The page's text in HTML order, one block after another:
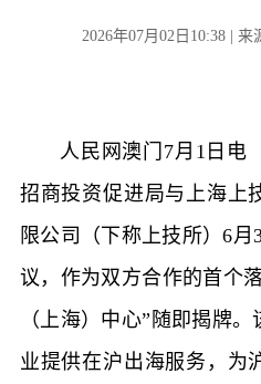
2026年07月02日10:38 | 来
人民网澳门7月1日电
招商投资促进局与上海上
限公司（下称上技所）6
议，作为双方合作的首个
（上海）中心”随即揭牌
业提供在沪出海服务，为